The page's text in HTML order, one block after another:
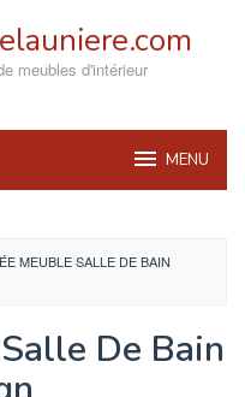
meubles d'intérieur
MENU
MEUBLE SALLE DE BAIN
De Bain